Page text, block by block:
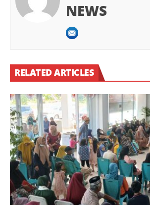
NEWS
RELATED ARTICLES